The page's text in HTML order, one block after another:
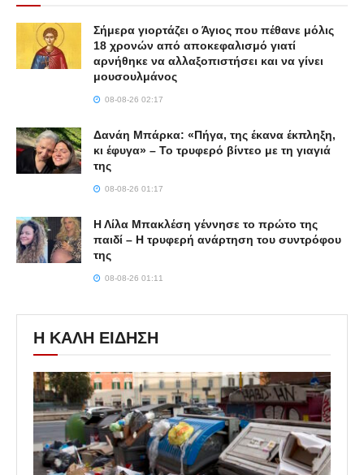
Σήμερα γιορτάζει ο Άγιος που πέθανε μόλις
18 χρονών από αποκεφαλισμό γιατί
αρνήθηκε να αλλαξοπιστήσει και να γίνει
μουσουλμάνος
08-08-26 02:17
Δανάη Μπάρκα: «Πήγα, της έκανα έκπληξη,
κι έφυγα» – Το τρυφερό βίντεο με τη γιαγιά
της
08-08-26 01:17
Η Λίλα Μπακλέση γέννησε το πρώτο της
παιδί – Η τρυφερή ανάρτηση του συντρόφου
της
08-08-26 01:11
Η ΚΑΛΗ ΕΙΔΗΣΗ